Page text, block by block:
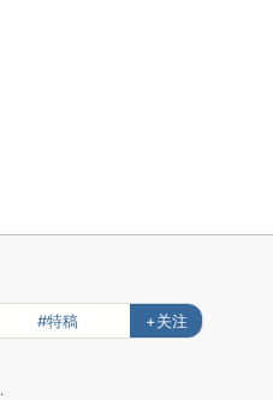
#特稿 +关注